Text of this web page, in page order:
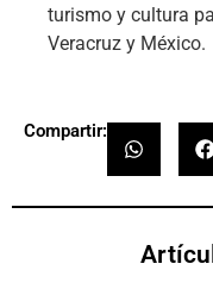
turismo y cultura
Veracruz y México.
Compartir: